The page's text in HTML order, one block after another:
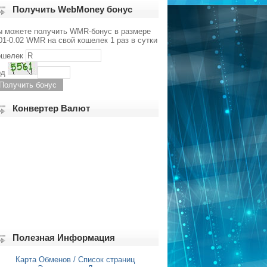
Получить WebMoney бонус
можете получить WMR-бонус в размере
0.02 WMR на свой кошелек 1 раз в сутки
Конвертер Валют
Полезная Информация
Карта Обменов / Список страниц